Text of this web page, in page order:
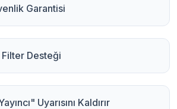
Garantisi
Desteği
Uyarısını Kaldırır